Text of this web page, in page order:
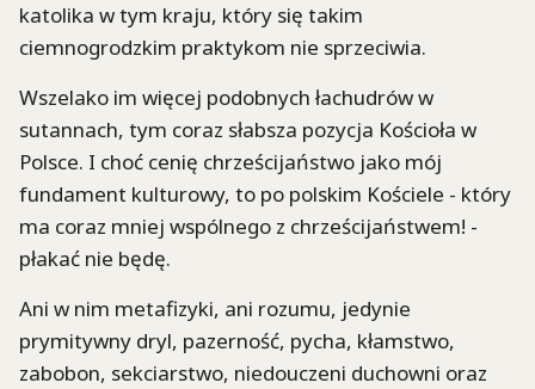
katolika w tym kraju, który się takim
ciemnogrodzkim praktykom nie sprzeciwia.
Wszelako im więcej podobnych łachudrów w
sutannach, tym coraz słabsza pozycja Kościoła w
Polsce. I choć cenię chrześcijaństwo jako mój
fundament kulturowy, to po polskim Kościele - który
ma coraz mniej wspólnego z chrześcijaństwem! -
płakać nie będę.
Ani w nim metafizyki, ani rozumu, jedynie
prymitywny dryl, pazerność, pycha, kłamstwo,
zabobon, sekciarstwo, niedouczeni duchowni oraz